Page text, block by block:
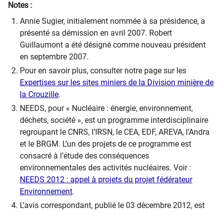
Notes :
Annie Sugier, initialement nommée à sa présidence, a
présenté sa démission en avril 2007. Robert
Guillaumont a été désigné comme nouveau président
en septembre 2007.
Pour en savoir plus, consulter notre page sur les
Expertises sur les sites miniers de la Division minière de
la Crouzille.
NEEDS, pour « Nucléaire : énergie, environnement,
déchets, société », est un programme interdisciplinaire
regroupant le CNRS, l’IRSN, le CEA, EDF, AREVA, l’Andra
et le BRGM. L’un des projets de ce programme est
consacré à l’étude des conséquences
environnementales des activités nucléaires. Voir :
NEEDS 2012 : appel à projets du projet fédérateur
Environnement.
L’avis correspondant, publié le 03 décembre 2012, est